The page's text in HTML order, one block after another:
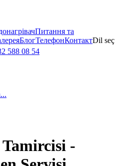
Питання та
БлогТелефонКонтактDil seç
588 08 54
-